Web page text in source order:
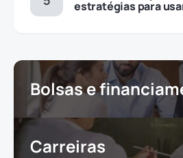
estratégias para
Bolsas e
Carreiras